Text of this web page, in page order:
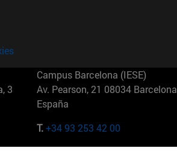
3
Campus Barcelona (IESE)
Av. Pearson, 21 08034 Barcelona
España
T.+34 93 253 42 00